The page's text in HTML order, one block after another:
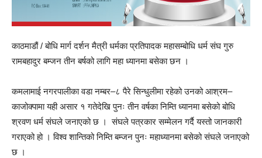
काठमाडौं / बोधि मार्ग दर्शन मैत्री धर्मका प्रतिपादक महासम्बोधि धर्म संघ गुरु
रामबहादुर बम्जन तीन बर्षको लागि महा ध्यानमा बसेका छन ।
कमलामाई नगरपालीका वडा नम्बर–८ पैरे सिन्धुलीमा रहेको उनको आश्रम–
काजोक्पामा यही असार १ गतेदेखि पुनः तीन वर्षका निम्ति ध्यानमा बसेको बोधि
श्रवण धर्म संघले जनाएको छ । संघले पत्रकार सम्मेलन गर्दै यस्तो जानकारी
गराएको हो । विश्व शान्तिको निम्ति बम्जन पुनः महाध्यानमा बसेको संघले जनाएको
छ ।